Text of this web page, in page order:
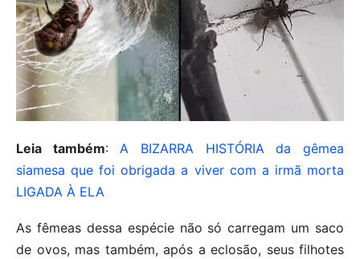
Leia também:A BIZARRA HISTÓRIA da gêmea
siamesa que foi obrigada a viver com a irmã morta
LIGADA À ELA
As fêmeas dessa espécie não só carregam um saco
de ovos, mas também, após a eclosão, seus filhotes